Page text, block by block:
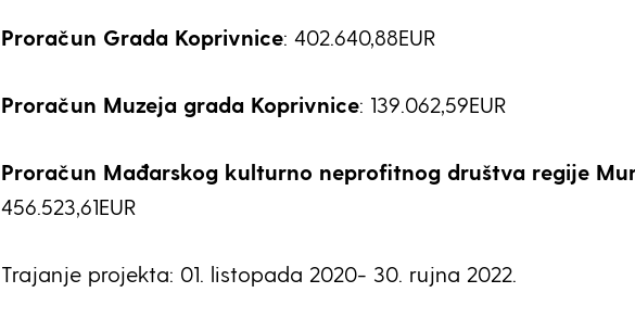
Proračun Grada Koprivnice: 402.640,88EUR
Proračun Muzeja grada Koprivnice: 139.062,59EUR
Proračun Mađarskog kulturno neprofitnog društva regije
456.523,61EUR
Trajanje projekta: 01. listopada 2020- 30. rujna 2022.